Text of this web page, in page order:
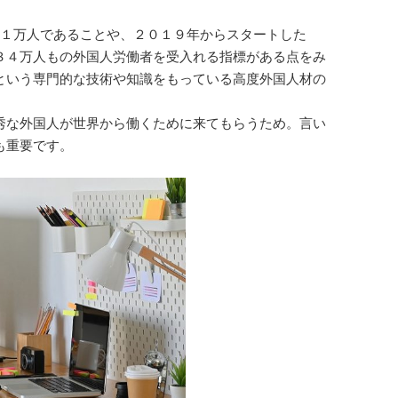
万人であることや、２０１９年からスタートした
万人もの外国人労働者を受入れる指標がある点をみ
う専門的な技術や知識をもっている高度外国人材の
外国人が世界から働くために来てもらうため。言い
要です。